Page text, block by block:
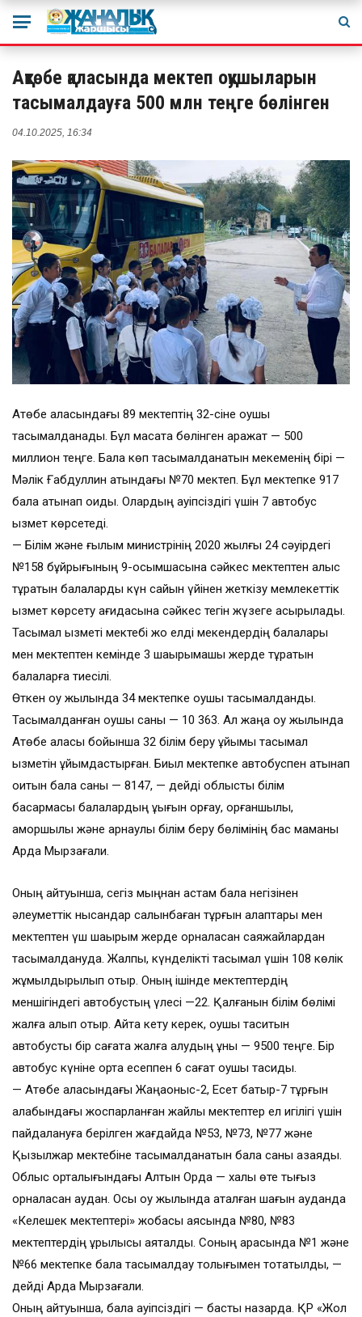
Ақтөбе қаласында мектеп оқушыларын
тасымалдауға 500 млн теңге бөлінген
04.10.2025, 16:34
Ақтөбе қаласындағы 89 мектептің 32-сіне оқушы
тасымалданады. Бұл мақсатқа бөлінген қаражат — 500
миллион теңге. Бала көп тасымалданатын мекеменің бірі —
Мәлік Ғабдуллин атындағы №70 мектеп. Бұл мектепке 917
бала қатынап оқиды. Олардың қауіпсіздігі үшін 7 автобус
қызмет көрсетеді.
— Білім және ғылым министрінің 2020 жылғы 24 сәуірдегі
№158 бұйрығының 9-қосымшасына сәйкес мектептен алыс
тұратын балаларды күн сайын үйінен жеткізу мемлекеттік
қызмет көрсету қағидасына сәйкес тегін жүзеге асырылады.
Тасымал қызметі мектебі жоқ елді мекендердің балалары
мен мектептен кемінде 3 шақырымқашық жерде тұратын
балаларға тиесілі.
Өткен оқу жылында 34 мектепке оқушы тасымалданды.
Тасымалданған оқушы саны — 10 363. Ал жаңа оқу жылында
Ақтөбе қаласы бойынша 32 білім беру ұйымы тасымал
қызметін ұйымдастырған. Биыл мектепке автобуспен қатынап
оқитын бала саны — 8147, — дейді облыстық білім
басқармасы балалардың құқығын қорғау, қорғаншылық,
қамқоршылық және арнаулы білім беру бөлімінің бас маманы
Ардақ Мырзағали.
Оның айтуынша, сегіз мыңнан астам бала негізінен
әлеуметтік нысандар салынбаған тұрғын алаптары мен
мектептен үш шақырым жерде орналасқан саяжайлардан
тасымалдануда. Жалпы, күнделікті тасымал үшін 108 көлік
жұмылдырылып отыр. Оның ішінде мектептердің
меншігіндегі автобустың үлесі —22. Қалғанын білім бөлімі
жалға алып отыр. Айта кету керек, оқушы таситын
автобусты бір сағатқа жалға алудың құны — 9500 теңге. Бір
автобус күніне орта есеппен 6 сағат оқушы тасиды.
— Ақтөбе қаласындағы Жаңақоныс-2, Есет батыр-7 тұрғын
алабындағы жоспарланған жайлы мектептер ел игілігі үшін
пайдалануға берілген жағдайда №53, №73, №77 және
Қызылжар мектебіне тасымалданатын бала саны азаяды.
Облыс орталығындағы Алтын Орда — халық өте тығыз
орналасқан аудан. Осы оқу жылында аталған шағын ауданда
«Келешек мектептері» жобасы аясында №80, №83
мектептердің құрылысы аяқталды. Соның арқасында №1 және
№66 мектепке бала тасымалдау толығымен тоқтатылды, —
дейді Ардақ Мырзағали.
Оның айтуынша, бала қауіпсіздігі — басты назарда. ҚР «Жол